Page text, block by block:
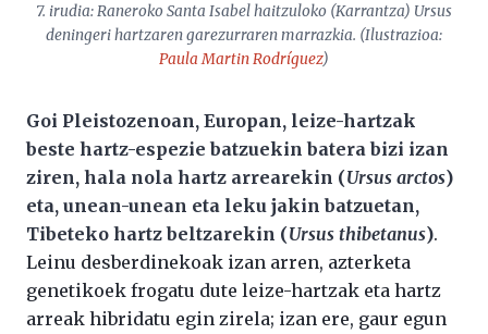
7. irudia: Raneroko Santa Isabel haitzuloko (Karrantza) Ursus
deningerihartzaren garezurraren marrazkia. (Ilustrazioa:
Paula Martin Rodríguez)
Goi Pleistozenoan, Europan, leize-hartzak
beste hartz-espezie batzuekin batera bizi izan
ziren, hala nola hartz arrearekin (Ursus arctos)
eta, unean-unean eta leku jakin batzuetan,
Tibeteko hartz beltzarekin (Ursus thibetanus).
Leinu desberdinekoak izan arren, azterketa
genetikoek frogatu dute leize-hartzak eta hartz
arreak hibridatu egin zirela; izan ere, gaur egun